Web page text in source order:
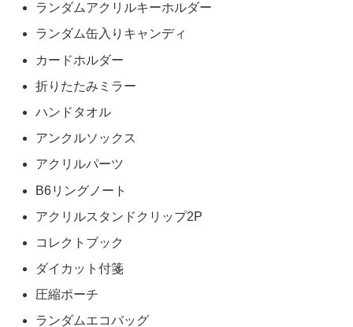
ランダムアクリルキーホルダー
ランダム缶入りキャンディ
カードホルダー
折りたたみミラー
ハンドタオル
アンクルソックス
アクリルパーツ
B6リングノート
アクリルスタンドクリップ2P
コレクトブック
ダイカット付箋
圧縮ポーチ
ランダムエコバッグ